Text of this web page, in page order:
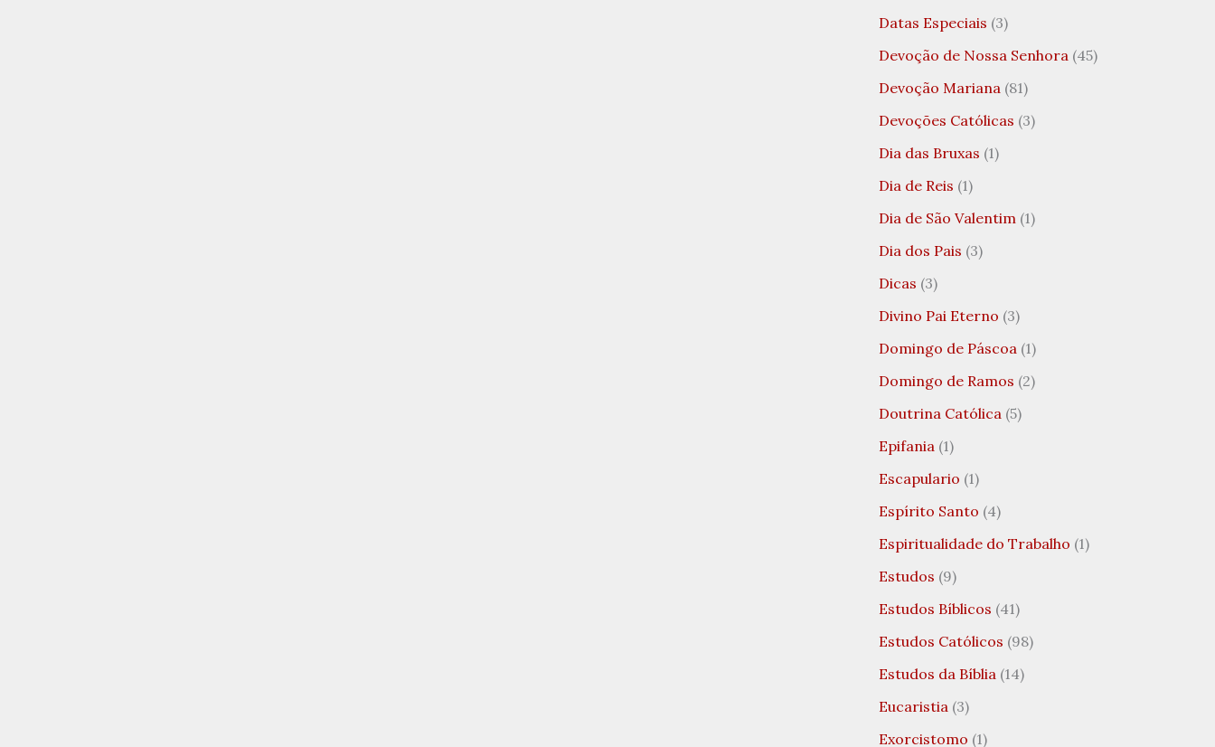
Datas Especiais (3)
Devoção de Nossa Senhora (45)
Devoção Mariana (81)
Devoções Católicas (3)
Dia das Bruxas (1)
Dia de Reis (1)
Dia de São Valentim (1)
Dia dos Pais (3)
Dicas (3)
Divino Pai Eterno (3)
Domingo de Páscoa (1)
Domingo de Ramos (2)
Doutrina Católica (5)
Epifania (1)
Escapulario (1)
Espírito Santo (4)
Espiritualidade do Trabalho (1)
Estudos (9)
Estudos Bíblicos (41)
Estudos Católicos (98)
Estudos da Bíblia (14)
Eucaristia (3)
Exorcistomo (1)